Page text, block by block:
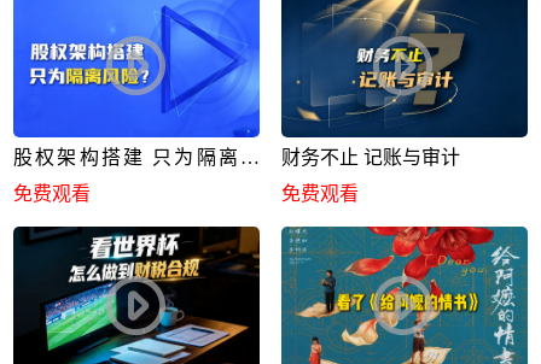
股权架构搭建 只为隔离风
险？
免费观看
财务不止 记账与审计
免费观看